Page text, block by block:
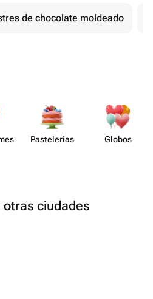
de chocolate moldeado
Paste​lerías Globos
otras ciudades